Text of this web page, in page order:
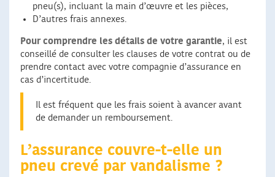
pneu(s), incluant la main d’œuvre et les pièces,
D’autres frais annexes.
Pour comprendre les détails de votre garantie, il est
conseillé de consulter les clauses de votre contrat ou de
prendre contact avec votre compagnie d’assurance en
cas d’incertitude.
Il est fréquent que les frais soient à avancer avant
de demander un remboursement.
L’assurance couvre-t-elle un
pneu crevé par vandalisme ?